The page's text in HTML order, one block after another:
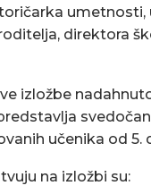
umetnosti,
direktora
izložbe
učenika od 5.
na izložbi su: